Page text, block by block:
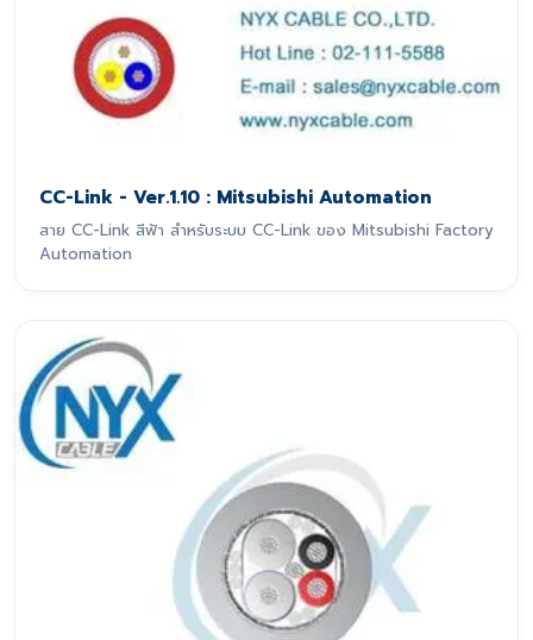
CC-Link - Ver.1.10 : Mitsubishi Automation
สาย CC-Link สีฟ้า สำหรับระบบ CC-Link ของ Mitsubishi Factory
Automation